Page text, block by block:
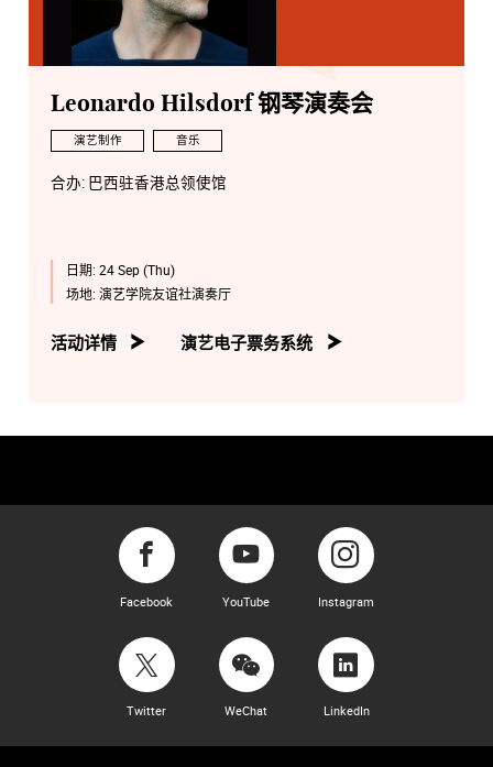
Leonardo Hilsdorf 钢琴演奏会
演艺制作 音乐
合办: 巴西驻香港总领使馆
日期: 24 Sep (Thu)
场地: 演艺学院友谊社演奏厅
活动详情 演艺电子票务系统
Facebook YouTube Instagram
Twitter WeChat LinkedIn